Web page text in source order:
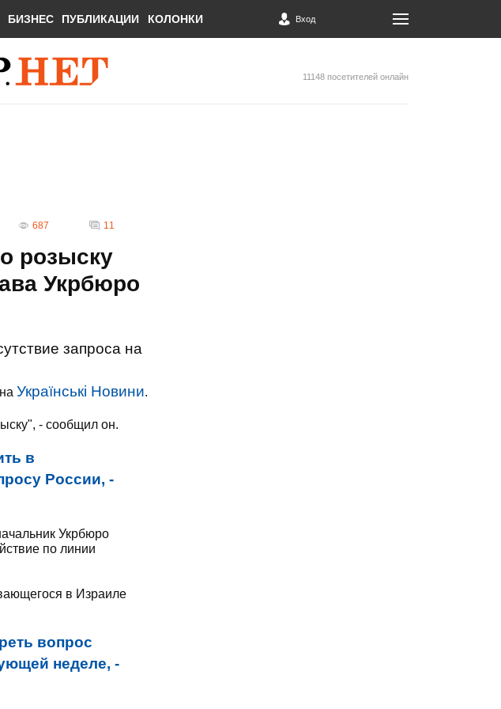
БИЗНЕС ПУБЛИКАЦИИ КОЛОНКИ Вход
11148 посетителей онлайн
687 11
розыску
Укрбюро
запроса на
Українські Новини.
- сообщил он.
в
России, -
Укрбюро
по линии
в Израиле
вопрос
неделе, -